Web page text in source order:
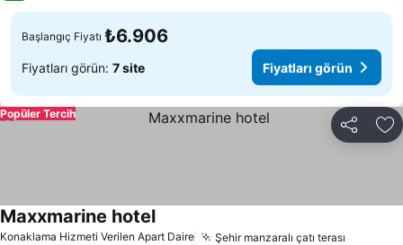
Başlangıç Fiyatı ₺6.906
Fiyatları görün: 7 site Fiyatları görün
Paylaş
Popüler Tercih
Konaklama Hizmeti Verilen Apart Daire Şehir manzaralı çatı terası
Maxxmarine hotel